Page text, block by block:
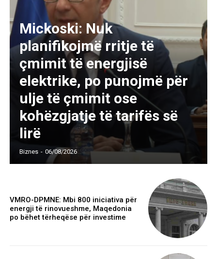
Mickoski: Nuk
planifikojmë rritje të
çmimit të energjisë
elektrike, po punojmë për
ulje të çmimit ose
kohëzgjatje të tarifës së
lirë
Biznes - 06/08/2026
VMRO-DPMNE: Mbi 800 iniciativa për
energji të rinovueshme, Maqedonia
po bëhet tërheqëse për investime